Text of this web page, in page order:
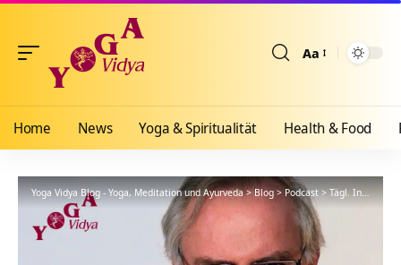
Aa
Home News Yoga & Spiritualität Health & Food
Yoga Vidya Blog - Yoga, Meditation und Ayurveda>Blog>Podcast>Tägl. Inspiration